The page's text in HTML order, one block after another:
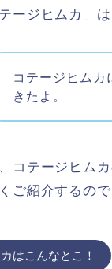
ージヒムカ」
コテージヒムカ
きたよ。
コテージヒム
ご紹介するの
はこんなとこ！